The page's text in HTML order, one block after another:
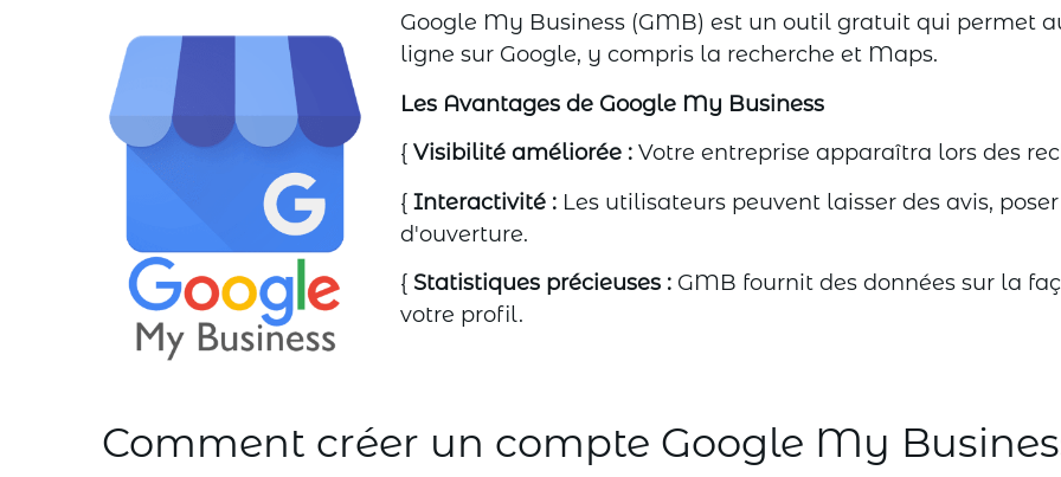
Google My Business (GMB) est un outil gratuit qui permet
ligne sur Google, y compris la recherche et Maps.
Les Avantages de Google My Business
{ Visibilité améliorée :Votre entreprise apparaîtra lors des
{ Interactivité :Les utilisateurs peuvent laisser des avis,
d'ouverture.
{ Statistiques précieuses :GMB fournit des données sur la
votre profil.
Comment créer un compte Google My